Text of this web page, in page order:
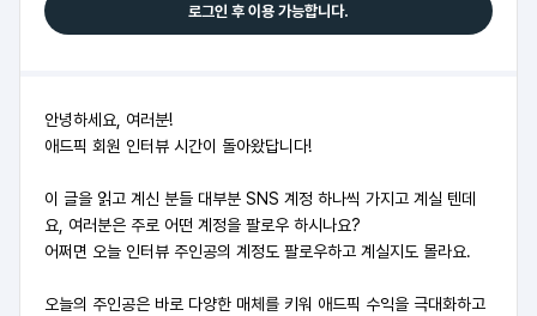
로그인 후 이용 가능합니다.
안녕하세요, 여러분!
애드픽 회원 인터뷰 시간이 돌아왔답니다!
이 글을 읽고 계신 분들 대부분 SNS 계정 하나씩 가지고 계실 텐데
요, 여러분은 주로 어떤 계정을 팔로우 하시나요?
어쩌면 오늘 인터뷰 주인공의 계정도 팔로우하고 계실지도 몰라요.
오늘의 주인공은 바로 다양한 매체를 키워 애드픽 수익을 극대화하고